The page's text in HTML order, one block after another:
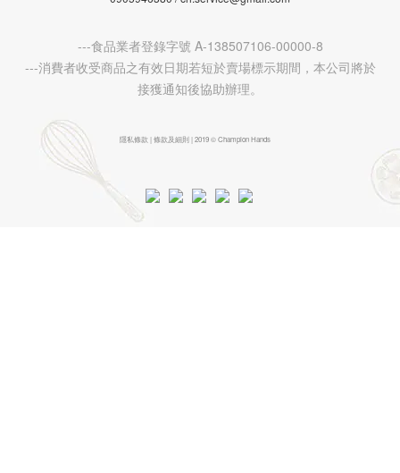
---食品業者登錄字號 A-138507106-00000-8
---消費者收受商品之有效日期若短於賣場標示期間，本公司將於
接獲通知後協助辦理。
隱私條款 | 條款及細則 | 2019 © Champion Hands